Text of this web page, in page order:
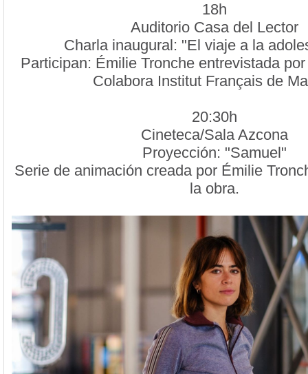
18h
Auditorio Casa del Lector
Charla inaugural: "El viaje a la
Participan: Émilie Tronche entrevistada
Colabora Institut Français de
20:30h
Cineteca/Sala Azcona
Proyección: "Samuel"
Serie de animación creada por Émilie
la obra.